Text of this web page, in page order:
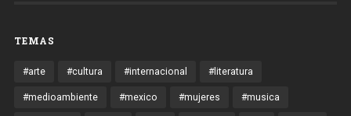
TEMAS
#arte #cultura #internacional #literatura
#medioambiente #mexico #mujeres #musica